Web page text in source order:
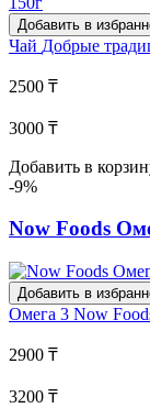
Добавить в
Чай Добрые
2500 ₸
3000 ₸
Добавить в
-9%
Now Foods
Добавить в
Омега 3 Now
2900 ₸
3200 ₸